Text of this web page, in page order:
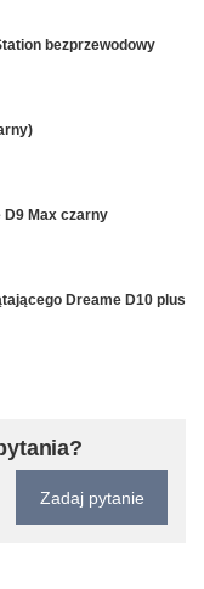
bezprzewodowy
D9 Max czarny
Dreame D10 plus
Zadaj pytanie